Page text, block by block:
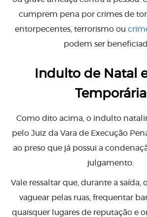
cumprem pena por crimes de
entorpecentes, terrorismo ou
podem ser
Indulto de Natal
Temporária
Como dito acima, o indulto
pelo Juiz da Vara de Execução
ao preso que já possui a
julgamento.
Vale ressaltar que, durante a saída,
vaguear pelas ruas, frequentar
quaisquer lugares de reputação e